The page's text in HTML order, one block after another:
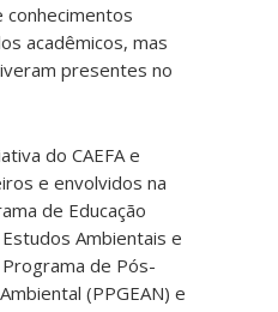
conhecimentos
acadêmicos, mas
presentes no
do CAEFA e
e envolvidos na
de Educação
Ambientais e
de Pós-
(PPGEAN) e